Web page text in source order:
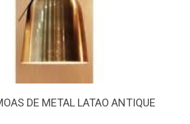
DE METAL LATAO ANTIQUE